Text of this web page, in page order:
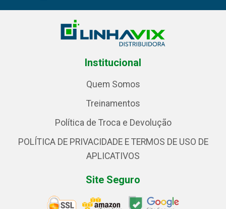
Institucional
Quem Somos
Treinamentos
Política de Troca e Devolução
POLÍTICA DE PRIVACIDADE E TERMOS DE USO DE
APLICATIVOS
Site Seguro